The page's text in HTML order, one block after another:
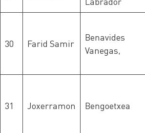
30 Farid Samir
Benavides
Vanegas,
31 Joxerramon Bengoetxea